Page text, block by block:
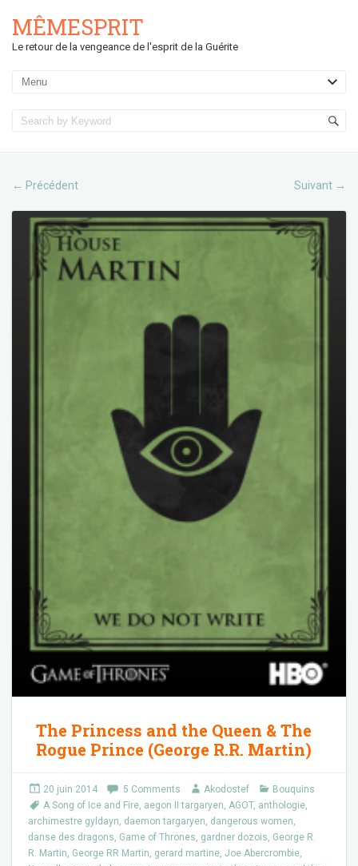
MÊMESPRIT
Le retour de la vengeance de l'esprit de la Guérite
← Précédent Suivant →
The Princess and the Queen & The
Rogue Prince (George R.R. Martin)
20 juin 2014 5 Comments Akodostef
Bouquins
A Song of Ice and Fire, aegon II targaryen, AGOT, anthologie,
archimestre gyldayn, daemon targaryen, dangerous women,
danse des dragons, Game of Thrones, gardner dozois, George R.
R. Martin, George RR Martin, gerard martine, Joe Abercrombie,